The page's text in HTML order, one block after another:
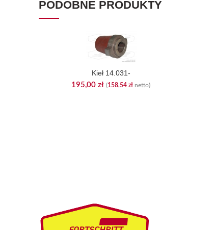
PODOBNE PRODUKTY
Kieł 14.031-
195,00 zł (158,54 zł netto)